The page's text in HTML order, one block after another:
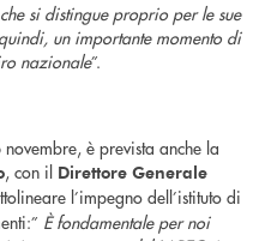
si distingue proprio per le sue
un importante momento di
nazionale”.
è prevista anche la
, con il Direttore Generale
l’impegno dell’istituto di
È fondamentale per noi